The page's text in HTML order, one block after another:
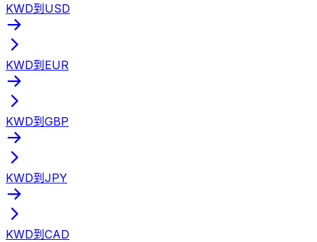
KWD到USD
KWD到EUR
KWD到GBP
KWD到JPY
KWD到CAD